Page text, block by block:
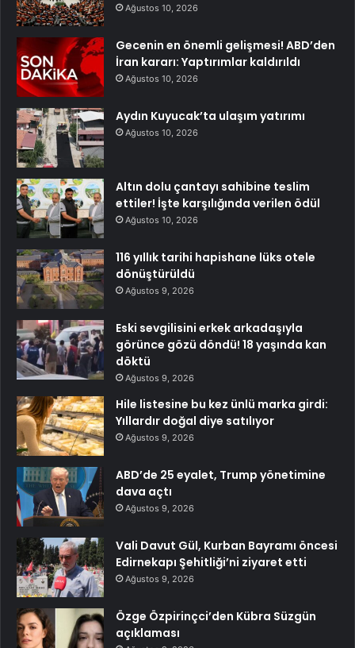
Ağustos 10, 2026
Gecenin en önemli gelişmesi! ABD’den
İran kararı: Yaptırımlar kaldırıldı
Ağustos 10, 2026
Aydın Kuyucak’ta ulaşım yatırımı
Ağustos 10, 2026
Altın dolu çantayı sahibine teslim
ettiler! İşte karşılığında verilen ödül
Ağustos 10, 2026
116 yıllık tarihi hapishane lüks otele
dönüştürüldü
Ağustos 9, 2026
Eski sevgilisini erkek arkadaşıyla
görünce gözü döndü! 18 yaşında kan
döktü
Ağustos 9, 2026
Hile listesine bu kez ünlü marka girdi:
Yıllardır doğal diye satılıyor
Ağustos 9, 2026
ABD’de 25 eyalet, Trump yönetimine
dava açtı
Ağustos 9, 2026
Vali Davut Gül, Kurban Bayramı öncesi
Edirnekapı Şehitliği’ni ziyaret etti
Ağustos 9, 2026
Özge Özpirinçci’den Kübra Süzgün
açıklaması